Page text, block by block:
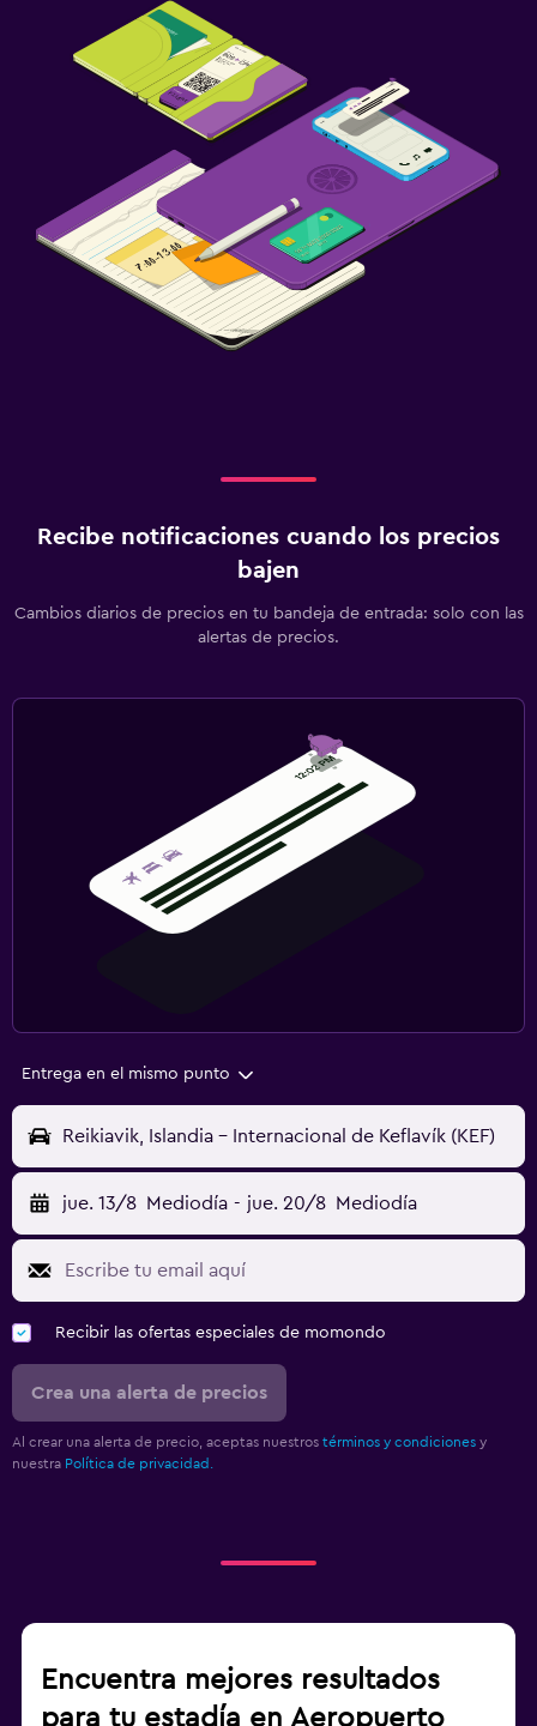
Recibe notificaciones cuando los precios
bajen
Cambios diarios de precios en tu bandeja de entrada: solo con las
alertas de precios.
Entrega en el mismo punto
Reikiavik, Islandia - Internacional de Keflavík (KEF)
jue. 13/8 Mediodía - jue. 20/8 Mediodía
Recibir las ofertas especiales de momondo
Crea una alerta de precios
Al crear una alerta de precio, aceptas nuestros términos y condiciones y
nuestra Política de privacidad.
Encuentra mejores resultados
para tu estadía en Aeropuerto